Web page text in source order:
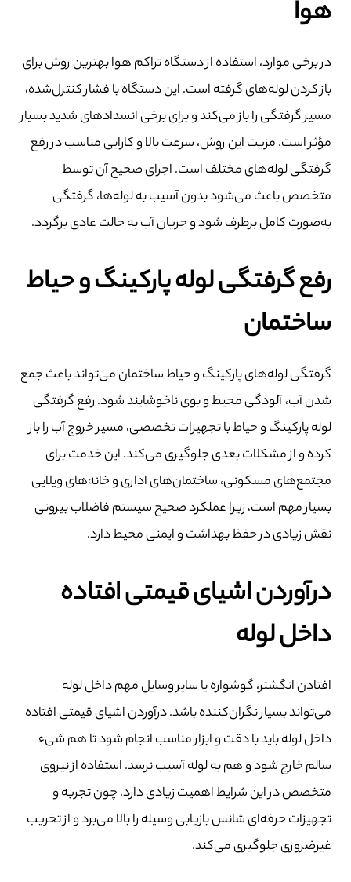
هوا
در برخی موارد، استفاده از دستگاه تراکم هوا بهترین روش برای
باز کردن لوله‌های گرفته است. این دستگاه با فشار کنترل‌شده،
مسیر گرفتگی را باز می‌کند و برای برخی انسدادهای شدید بسیار
مؤثر است. مزیت این روش، سرعت بالا و کارایی مناسب در رفع
گرفتگی لوله‌های مختلف است. اجرای صحیح آن توسط
متخصص باعث می‌شود بدون آسیب به لوله‌ها، گرفتگی
به‌صورت کامل برطرف شود و جریان آب به حالت عادی برگردد.
رفع گرفتگی لوله پارکینگ و حیاط
ساختمان
گرفتگی لوله‌های پارکینگ و حیاط ساختمان می‌تواند باعث جمع
شدن آب، آلودگی محیط و بوی ناخوشایند شود. رفع گرفتگی
لوله پارکینگ و حیاط با تجهیزات تخصصی، مسیر خروج آب را باز
کرده و از مشکلات بعدی جلوگیری می‌کند. این خدمت برای
مجتمع‌های مسکونی، ساختمان‌های اداری و خانه‌های ویلایی
بسیار مهم است، زیرا عملکرد صحیح سیستم فاضلاب بیرونی
نقش زیادی در حفظ بهداشت و ایمنی محیط دارد.
درآوردن اشیای قیمتی افتاده
داخل لوله
افتادن انگشتر، گوشواره یا سایر وسایل مهم داخل لوله
می‌تواند بسیار نگران‌کننده باشد. درآوردن اشیای قیمتی افتاده
داخل لوله باید با دقت و ابزار مناسب انجام شود تا هم شیء
سالم خارج شود و هم به لوله آسیب نرسد. استفاده از نیروی
متخصص در این شرایط اهمیت زیادی دارد، چون تجربه و
تجهیزات حرفه‌ای شانس بازیابی وسیله را بالا می‌برد و از تخریب
غیرضروری جلوگیری می‌کند.